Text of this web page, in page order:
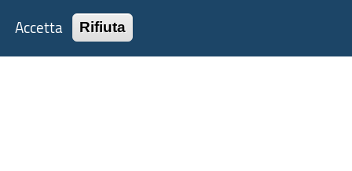
Copyright © 2017 Città metropolitana di Genova |
Accetta
Rifiuta